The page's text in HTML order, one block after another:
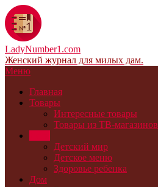
LadyNumber1.com
Женский журнал для милых дам.
Меню
Главная
Товары
Интересные товары
Товары из ТВ-магазинов
Детский мир
Детское меню
Здоровье ребенка
Дом